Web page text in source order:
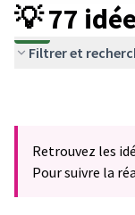
💡 77
Filtrer et
Retrouvez les
Pour suivre la